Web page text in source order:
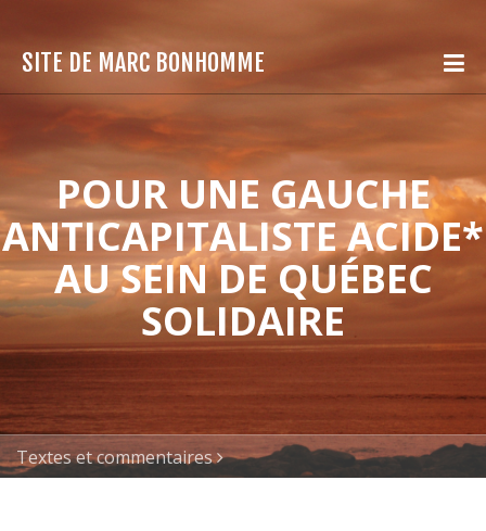
SITE DE MARC BONHOMME
POUR UNE GAUCHE
ANTICAPITALISTE ACIDE*
AU SEIN DE QUÉBEC
SOLIDAIRE
Textes et commentaires